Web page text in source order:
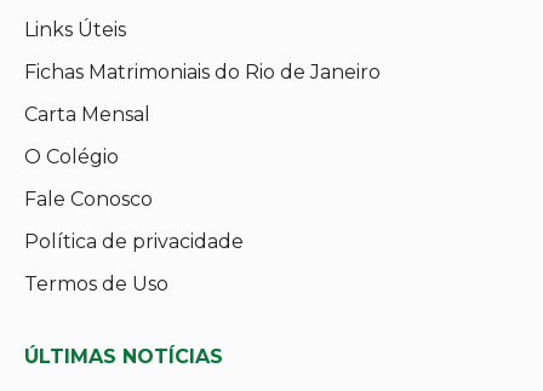
Links Úteis
Fichas Matrimoniais do Rio de Janeiro
Carta Mensal
O Colégio
Fale Conosco
Política de privacidade
Termos de Uso
ÚLTIMAS NOTÍCIAS